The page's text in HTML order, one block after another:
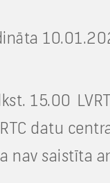
15.00
datu
nav saistīta